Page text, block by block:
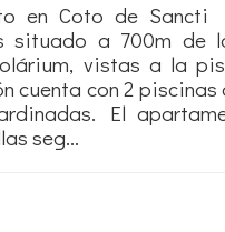
en Coto de
situado a 700m de
vistas a la
cuenta con 2
El
seg...